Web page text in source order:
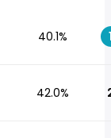
40.1%
42.0%